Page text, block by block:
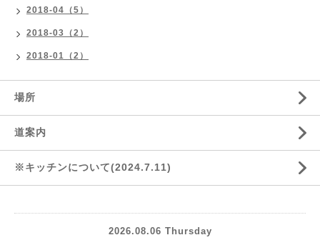
2018-04（5）
2018-03（2）
2018-01（2）
場所
道案内
※キッチンについて(2024.7.11)
2026.08.06 Thursday